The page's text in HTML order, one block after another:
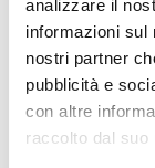
analizzare il
informazioni sul
nostri partner
pubblicità e
con altre
raccolto dal suo
06/08/2026